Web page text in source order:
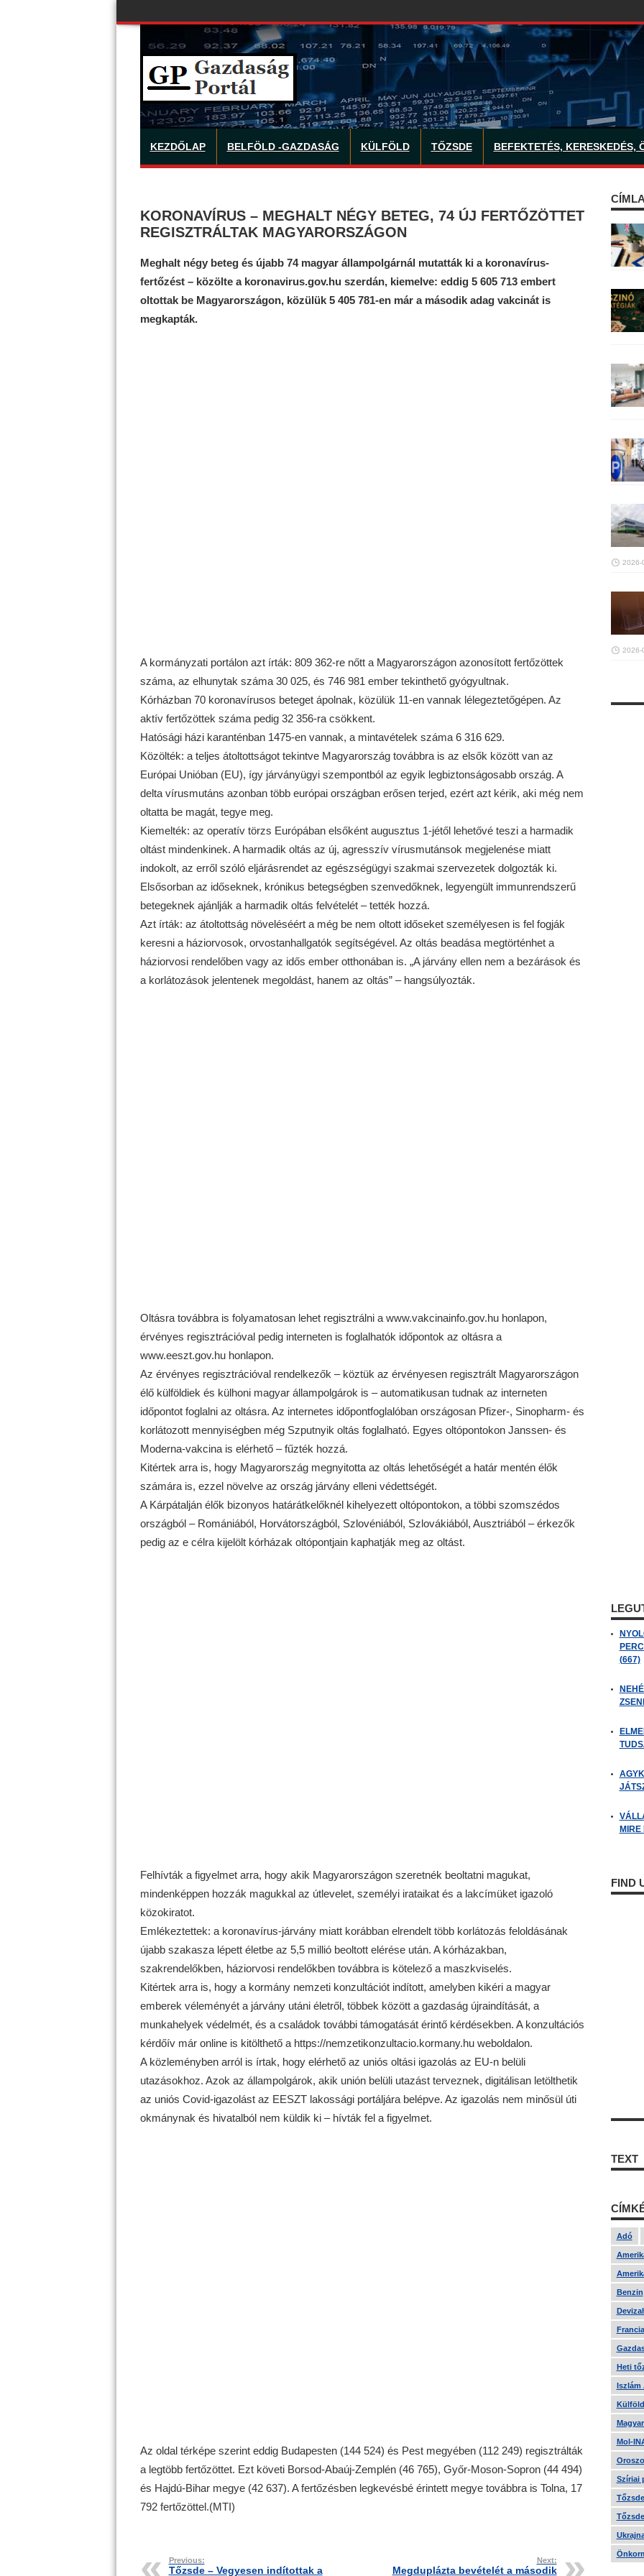
KEZDŐLAP BELFÖLD -GAZDASÁG KÜLFÖLD TŐZSDE BEFEKTETÉS, KERESKEDÉS,
KORONAVÍRUS – MEGHALT NÉGY BETEG, 74 ÚJ FERTŐZÖTTET
REGISZTRÁLTAK MAGYARORSZÁGON
Meghalt négy beteg és újabb 74 magyar állampolgárnál mutatták ki a koronavírus-
fertőzést – közölte a koronavirus.gov.hu szerdán, kiemelve: eddig 5 605 713 embert
oltottak be Magyarországon, közülük 5 405 781-en már a második adag vakcinát is
megkapták.
A kormányzati portálon azt írták: 809 362-re nőtt a Magyarországon azonosított fertőzöttek
száma, az elhunytak száma 30 025, és 746 981 ember tekinthető gyógyultnak.
Kórházban 70 koronavírusos beteget ápolnak, közülük 11-en vannak lélegeztetőgépen. Az
aktív fertőzöttek száma pedig 32 356-ra csökkent.
Hatósági házi karanténban 1475-en vannak, a mintavételek száma 6 316 629.
Közölték: a teljes átoltottságot tekintve Magyarország továbbra is az elsők között van az
Európai Unióban (EU), így járványügyi szempontból az egyik legbiztonságosabb ország. A
delta vírusmutáns azonban több európai országban erősen terjed, ezért azt kérik, aki még nem
oltatta be magát, tegye meg.
Kiemelték: az operatív törzs Európában elsőként augusztus 1-jétől lehetővé teszi a harmadik
oltást mindenkinek. A harmadik oltás az új, agresszív vírusmutánsok megjelenése miatt
indokolt, az erről szóló eljárásrendet az egészségügyi szakmai szervezetek dolgozták ki.
Elsősorban az időseknek, krónikus betegségben szenvedőknek, legyengült immunrendszerű
betegeknek ajánlják a harmadik oltás felvételét – tették hozzá.
Azt írták: az átoltottság növeléséért a még be nem oltott időseket személyesen is fel fogják
keresni a háziorvosok, orvostanhallgatók segítségével. Az oltás beadása megtörténhet a
háziorvosi rendelőben vagy az idős ember otthonában is. „A járvány ellen nem a bezárások és
a korlátozások jelentenek megoldást, hanem az oltás” – hangsúlyozták.
Oltásra továbbra is folyamatosan lehet regisztrálni a www.vakcinainfo.gov.hu honlapon,
érvényes regisztrációval pedig interneten is foglalhatók időpontok az oltásra a
www.eeszt.gov.hu honlapon.
Az érvényes regisztrációval rendelkezők – köztük az érvényesen regisztrált Magyarországon
élő külföldiek és külhoni magyar állampolgárok is – automatikusan tudnak az interneten
időpontot foglalni az oltásra. Az internetes időpontfoglalóban országosan Pfizer-, Sinopharm- és
korlátozott mennyiségben még Szputnyik oltás foglalható. Egyes oltópontokon Janssen- és
Moderna-vakcina is elérhető – fűzték hozzá.
Kitértek arra is, hogy Magyarország megnyitotta az oltás lehetőségét a határ mentén élők
számára is, ezzel növelve az ország járvány elleni védettségét.
A Kárpátalján élők bizonyos határátkelőknél kihelyezett oltópontokon, a többi szomszédos
országból – Romániából, Horvátországból, Szlovéniából, Szlovákiából, Ausztriából – érkezők
pedig az e célra kijelölt kórházak oltópontjain kaphatják meg az oltást.
Felhívták a figyelmet arra, hogy akik Magyarországon szeretnék beoltatni magukat,
mindenképpen hozzák magukkal az útlevelet, személyi irataikat és a lakcímüket igazoló
közokiratot.
Emlékeztettek: a koronavírus-járvány miatt korábban elrendelt több korlátozás feloldásának
újabb szakasza lépett életbe az 5,5 millió beoltott elérése után. A kórházakban,
szakrendelőkben, háziorvosi rendelőkben továbbra is kötelező a maszkviselés.
Kitértek arra is, hogy a kormány nemzeti konzultációt indított, amelyben kikéri a magyar
emberek véleményét a járvány utáni életről, többek között a gazdaság újraindítását, a
munkahelyek védelmét, és a családok további támogatását érintő kérdésekben. A konzultációs
kérdőív már online is kitölthető a https://nemzetikonzultacio.kormany.hu weboldalon.
A közleményben arról is írtak, hogy elérhető az uniós oltási igazolás az EU-n belüli
utazásokhoz. Azok az állampolgárok, akik unión belüli utazást terveznek, digitálisan letölthetik
az uniós Covid-igazolást az EESZT lakossági portáljára belépve. Az igazolás nem minősül úti
okmánynak és hivatalból nem küldik ki – hívták fel a figyelmet.
Az oldal térképe szerint eddig Budapesten (144 524) és Pest megyében (112 249) regisztrálták
a legtöbb fertőzöttet. Ezt követi Borsod-Abaúj-Zemplén (46 765), Győr-Moson-Sopron (44 494)
és Hajdú-Bihar megye (42 637). A fertőzésben legkevésbé érintett megye továbbra is Tolna, 17
792 fertőzöttel.(MTI)
Previous:
Tőzsde – Vegyesen indítottak a
Next:
Megduplázta bevételét a második
2026-
2026-
(667)
MIRE
FIND
TEXT
Adó
Benzin
Heti
Iszlám
Mol-
Szíriai